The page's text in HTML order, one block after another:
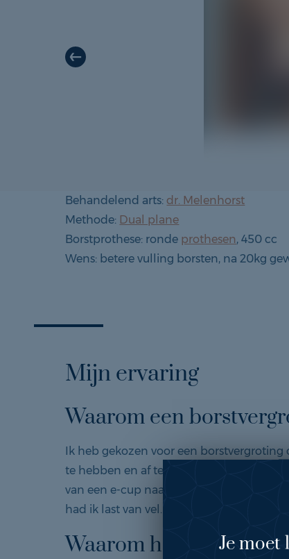
Je moet
Behandelend arts: dr. Melenhorst
Methode: Dual plane
Borstprothese: ronde prothesen, 450 cc
Wens: betere vulling borsten, na 20kg
Mijn ervaring
Waarom een
Ik heb gekozen voor een
te hebben en af te vallen ik onzeker was
van een e-cup naar een b-cup geslonken
had ik last van vel.
Waarom heeft u voor